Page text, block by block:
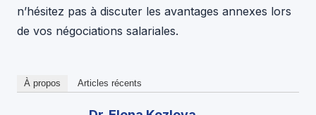
n’hésitez pas à discuter les avantages annexes lors
de vos négociations salariales.
À propos Articles récents